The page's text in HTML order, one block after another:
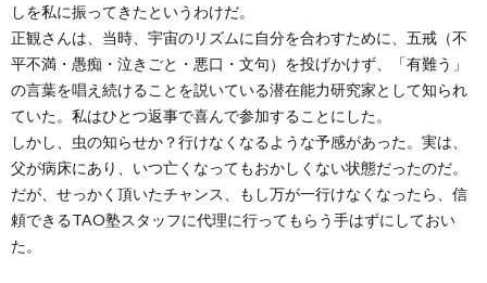
しを私に振ってきたというわけだ。
正観さんは、当時、宇宙のリズムに自分を合わすために、五戒（不
平不満・愚痴・泣きごと・悪口・文句）を投げかけず、「有難う」
の言葉を唱え続けることを説いている潜在能力研究家として知られ
ていた。私はひとつ返事で喜んで参加することにした。
しかし、虫の知らせか？行けなくなるような予感があった。実は、
父が病床にあり、いつ亡くなってもおかしくない状態だったのだ。
だが、せっかく頂いたチャンス、もし万が一行けなくなったら、信
頼できるTAO塾スタッフに代理に行ってもらう手はずにしておい
た。